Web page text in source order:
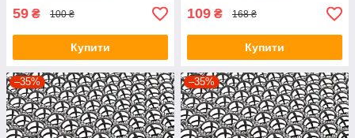
59 ₴ 100 ₴
Купити
109 ₴ 168 ₴
Купити
–35% –35%